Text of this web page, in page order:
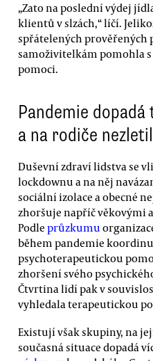
„Zato na poslední výdej
klientů v slzách,“ líčí.
spřátelených prověřených
samoživitelkám pomohla
pomoci.
Pandemie
a na rodiče
Duševní zdraví lidstva se
lockdownu a na něj
sociální izolace a obecné
zhoršuje napříč věkovými
Podle průzkumu
během pandemie
psychoterapeutickou
zhoršení svého
Čtvrtina lidí pak v
vyhledala terapeutickou
Existují však skupiny, na
současná situace dopadá